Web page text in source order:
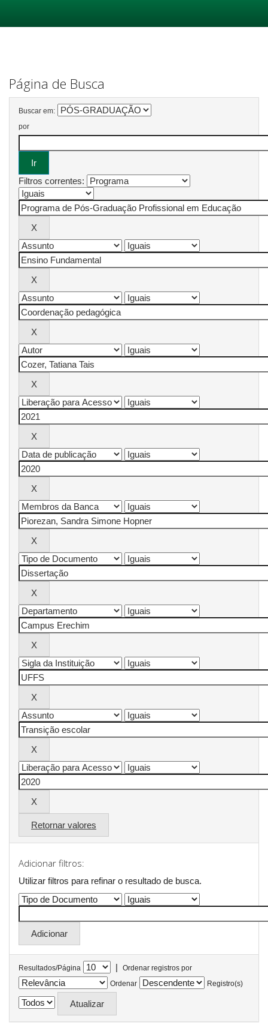
Página de Busca
Buscar em:
por
Filtros correntes:
Retornar valores
Adicionar filtros:
Utilizar filtros para refinar o resultado de busca.
Resultados/Página |
Ordenar registros por
Ordenar
Registro(s)